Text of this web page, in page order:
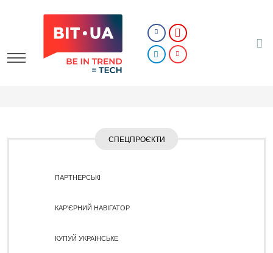
СПЕЦПРОЄКТИ
ПАРТНЕРСЬКІ
КАР'ЄРНИЙ НАВІГАТОР
КУПУЙ УКРАЇНСЬКЕ